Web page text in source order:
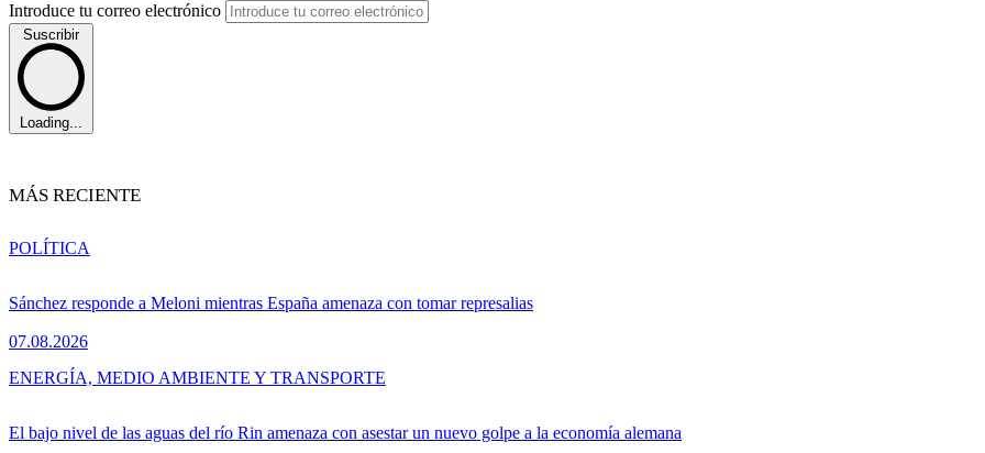
Introduce tu correo electrónico
Suscribir
Loading...
MÁS RECIENTE
Sánchez responde a Meloni mientras España amenaza con tomar represalias
07.08.2026
POLÍTICA
El bajo nivel de las aguas del río Rin amenaza con asestar un nuevo golpe a la economía alemana
ENERGÍA, MEDIO AMBIENTE Y TRANSPORTE